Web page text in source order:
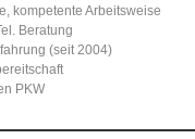
kompetente Arbeitsweise
Beratung
(seit 2004)
PKW